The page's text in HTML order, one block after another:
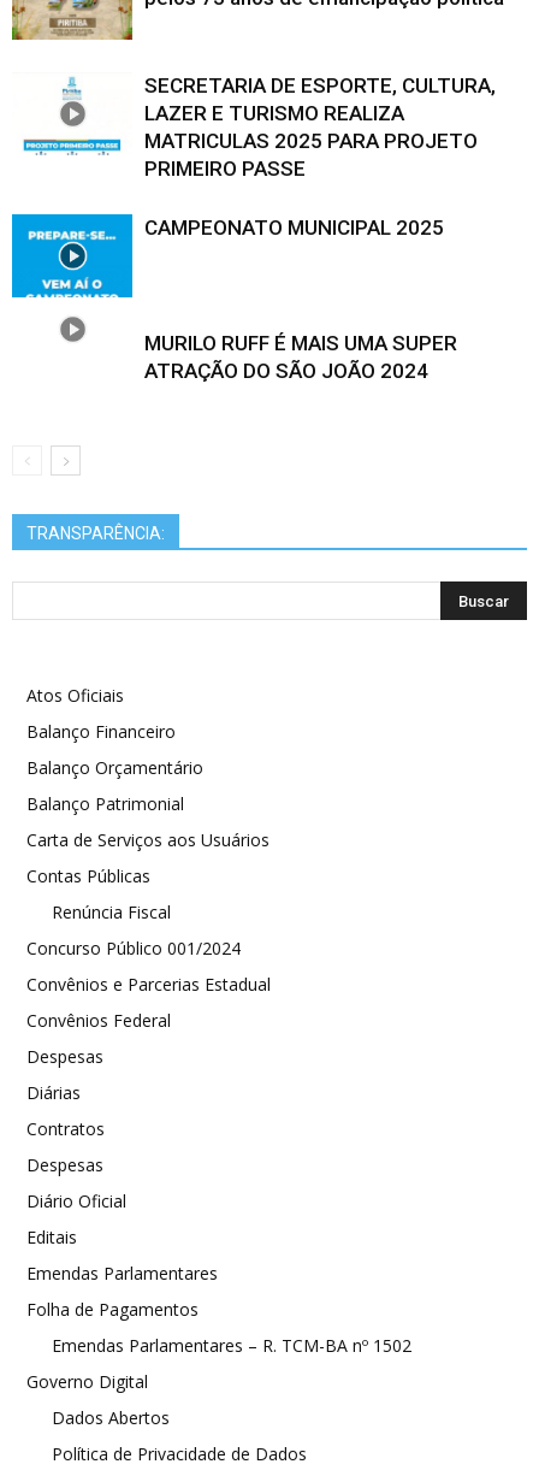
SECRETARIA DE ESPORTE, CULTURA,
LAZER E TURISMO REALIZA
MATRICULAS 2025 PARA PROJETO
PRIMEIRO PASSE
CAMPEONATO MUNICIPAL 2025
MURILO RUFF É MAIS UMA SUPER
ATRAÇÃO DO SÃO JOÃO 2024
TRANSPARÊNCIA:
Atos Oficiais
Balanço Financeiro
Balanço Orçamentário
Balanço Patrimonial
Carta de Serviços aos Usuários
Contas Públicas
Renúncia Fiscal
Concurso Público 001/2024
Convênios e Parcerias Estadual
Convênios Federal
Despesas
Diárias
Contratos
Despesas
Diário Oficial
Editais
Emendas Parlamentares
Folha de Pagamentos
Emendas Parlamentares – R. TCM-BA nº 1502
Governo Digital
Dados Abertos
Política de Privacidade de Dados